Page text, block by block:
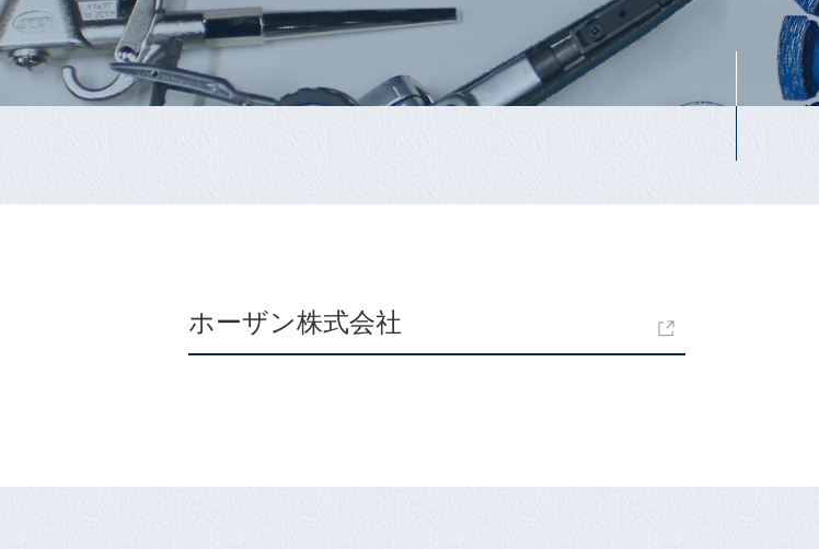
ホーザン株式会社